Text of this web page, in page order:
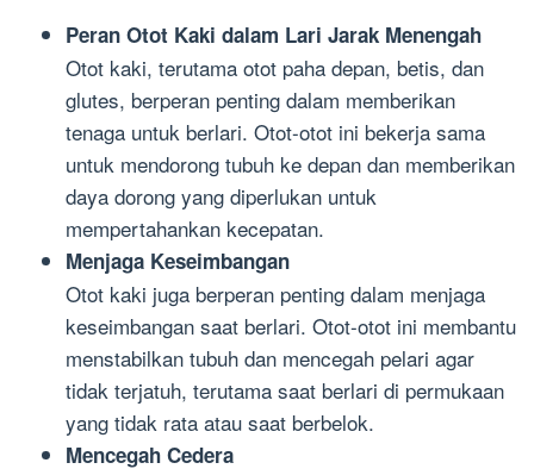
Peran Otot Kaki dalam Lari Jarak Menengah
Otot kaki, terutama otot paha depan, betis, dan
glutes, berperan penting dalam memberikan
tenaga untuk berlari. Otot-otot ini bekerja sama
untuk mendorong tubuh ke depan dan memberikan
daya dorong yang diperlukan untuk
mempertahankan kecepatan.
Menjaga Keseimbangan
Otot kaki juga berperan penting dalam menjaga
keseimbangan saat berlari. Otot-otot ini membantu
menstabilkan tubuh dan mencegah pelari agar
tidak terjatuh, terutama saat berlari di permukaan
yang tidak rata atau saat berbelok.
Mencegah Cedera